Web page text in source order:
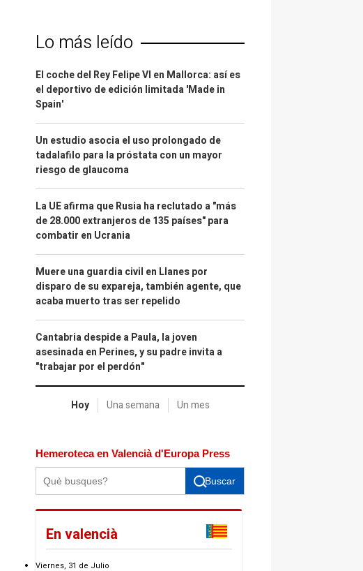
Lo más leído
El coche del Rey Felipe VI en Mallorca: así es
el deportivo de edición limitada 'Made in
Spain'
Un estudio asocia el uso prolongado de
tadalafilo para la próstata con un mayor
riesgo de glaucoma
La UE afirma que Rusia ha reclutado a "más
de 28.000 extranjeros de 135 países" para
combatir en Ucrania
Muere una guardia civil en Llanes por
disparo de su expareja, también agente, que
acaba muerto tras ser repelido
Cantabria despide a Paula, la joven
asesinada en Perines, y su padre invita a
"trabajar por el perdón"
Hoy Una semana Un mes
Hemeroteca en Valencià d'Europa Press
Buscar
En valencià
Viernes, 31 de Julio